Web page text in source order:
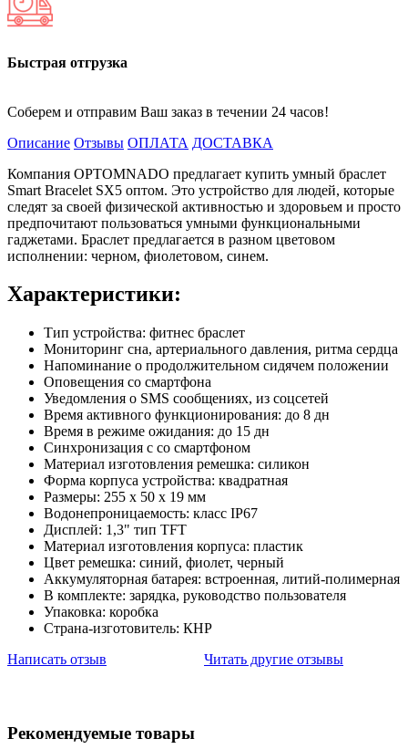
Быстрая отгрузка
Соберем и отправим Ваш заказ в течении 24 часов!
Описание Отзывы ОПЛАТА ДОСТАВКА
Компания OPTOMNADO предлагает купить умный браслет
Smart Bracelet SX5 оптом. Это устройство для людей, которые
следят за своей физической активностью и здоровьем и просто
предпочитают пользоваться умными функциональными
гаджетами. Браслет предлагается в разном цветовом
исполнении: черном, фиолетовом, синем.
Характеристики:
Тип устройства: фитнес браслет
Мониторинг сна, артериального давления, ритма сердца
Напоминание о продолжительном сидячем положении
Оповещения со смартфона
Уведомления о SMS сообщениях, из соцсетей
Время активного функционирования: до 8 дн
Время в режиме ожидания: до 15 дн
Синхронизация с со смартфоном
Материал изготовления ремешка: силикон
Форма корпуса устройства: квадратная
Размеры: 255 х 50 х 19 мм
Водонепроницаемость: класс IP67
Дисплей: 1,3" тип TFT
Материал изготовления корпуса: пластик
Цвет ремешка: синий, фиолет, черный
Аккумуляторная батарея: встроенная, литий-полимерная
В комплекте: зарядка, руководство пользователя
Упаковка: коробка
Страна-изготовитель: КНР
Написать отзыв
Читать другие отзывы
Рекомендуемые товары